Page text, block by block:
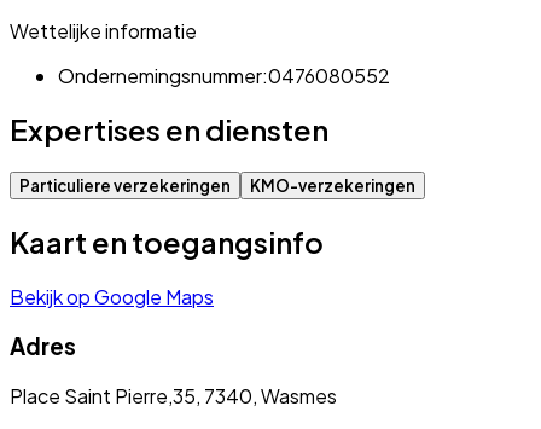
Wettelijke informatie
Ondernemingsnummer:0476080552
Expertises en diensten
Particuliere verzekeringen KMO-verzekeringen
Kaart en toegangsinfo
Bekijk op Google Maps
Adres
Place Saint Pierre,35, 7340, Wasmes